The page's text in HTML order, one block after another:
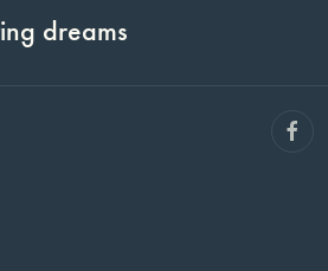
dreams